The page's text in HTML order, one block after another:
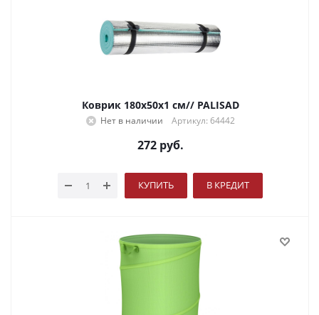
Коврик 180х50х1 см// PALISAD
Нет в наличии Артикул: 64442
272руб.
КУПИТЬ В КРЕДИТ